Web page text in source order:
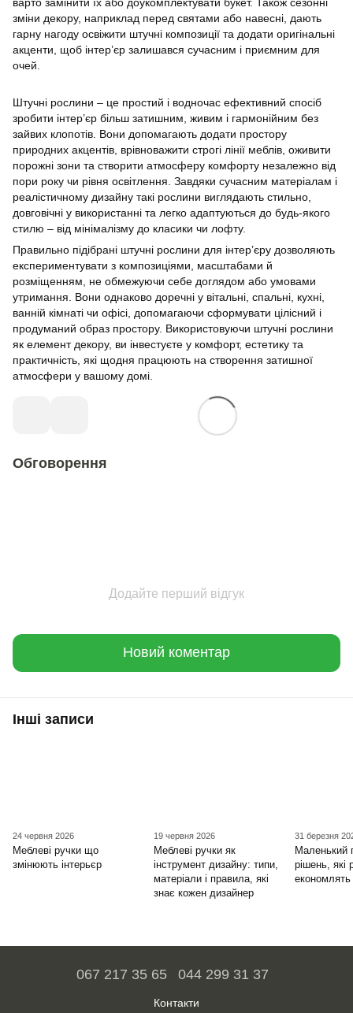
зміни декору, наприклад перед святами або навесні, дають
гарну нагоду освіжити штучні композиції та додати оригінальні
акценти, щоб інтер’єр залишався сучасним і приємним для
очей.
Штучні рослини – це простий і водночас ефективний спосіб
зробити інтер’єр більш затишним, живим і гармонійним без
зайвих клопотів. Вони допомагають додати простору
природних акцентів, врівноважити строгі лінії меблів, оживити
порожні зони та створити атмосферу комфорту незалежно від
пори року чи рівня освітлення. Завдяки сучасним матеріалам і
реалістичному дизайну такі рослини виглядають стильно,
довговічні у використанні та легко адаптуються до будь-якого
стилю – від мінімалізму до класики чи лофту.
Правильно підібрані штучні рослини для інтер’єру дозволяють
експериментувати з композиціями, масштабами й
розміщенням, не обмежуючи себе доглядом або умовами
утримання. Вони однаково доречні у вітальні, спальні, кухні,
ванній кімнаті чи офісі, допомагаючи сформувати цілісний і
продуманий образ простору. Використовуючи штучні рослини
як елемент декору, ви інвестуєте у комфорт, естетику та
практичність, які щодня працюють на створення затишної
атмосфери у вашому домі.
Обговорення
Додайте перший відгук
Новий коментар
Інші записи
24 червня 2026
Меблеві ручки що
змінюють інтерьєр
19 червня 2026
Меблеві ручки як
інструмент дизайну: типи,
матеріали і правила, які
знає кожен дизайнер
31 березня
Маленький
рішень, які
економлять
067 217 35 65 044 299 31 37
Контакти